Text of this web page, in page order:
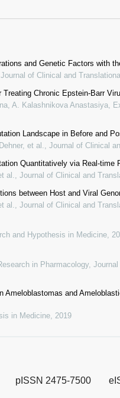
and Genetic Factors with
Journal of Clinical and
Chronic Epstein-Barr
A. Kalashnikova Anastasiya
Landscape in Before and
et al.
Journal of Clinical
Quantitatively via Real-time
al.
Journal of Clinical and
between Host and Viral
al.
Journal of Clinical and
and Hypothesis in Medicine
in Pharmacology,
Ameloblastomas and
in Medicine 2019
pISSN 2475-7500